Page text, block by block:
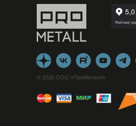
© 2025 ООО «ПроМеталл»